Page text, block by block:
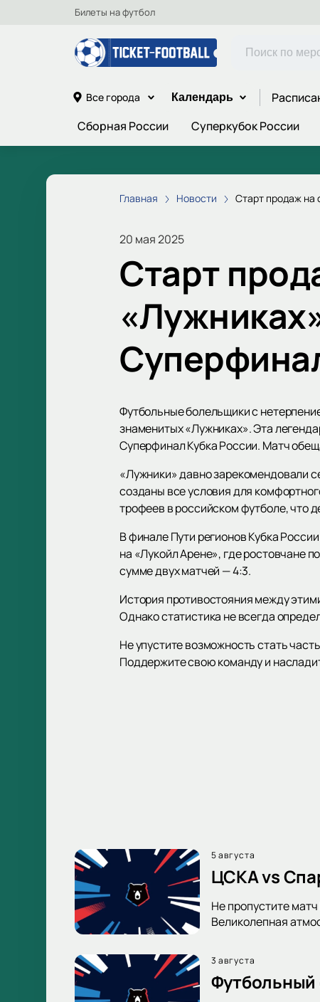
Билеты на футбол
Все города Календарь
Сборная России
Суперкубок России
Главная Новости Старт продаж на
20 мая 2025
Старт
Футбольные болельщики с
знаменитых «Лужниках». Эта
Суперфинал Кубка России. Матч
«Лужники» давно зарекомендовали
созданы все условия для
трофеев в российском футболе, что
В финале Пути регионов Кубка
на «Лукойл Арене», где ростовчане
сумме двух матчей — 4:3.
История противостояния между
Однако статистика не всегда
Не упустите возможность стать
Поддержите свою команду и
5 августа
ЦСКА vs
Не пропустите
Великолепная
3 августа
Футбольный